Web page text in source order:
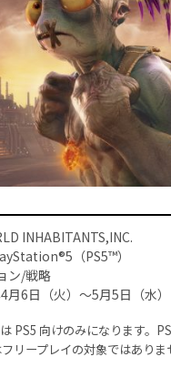
INHABITANTS,INC.
（PS5™）
ン/戦略
6日（火）～5月5日（水）
PS5 向けのみになります。
リープレイの対象ではありま